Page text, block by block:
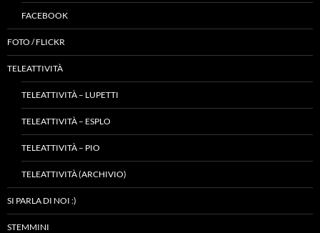
FACEBOOK
FOTO / FLICKR
TELEATTIVITÀ
TELEATTIVITÀ – LUPETTI
TELEATTIVITÀ – ESPLO
TELEATTIVITÀ – PIO
TELEATTIVITÀ (ARCHIVIO)
SI PARLA DI NOI :)
STEMMINI